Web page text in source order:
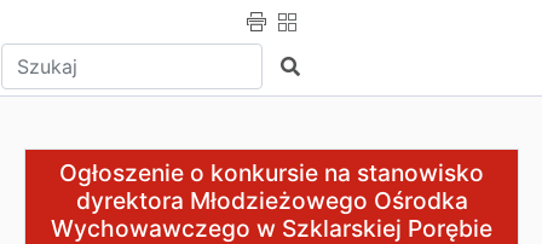
Wpisz tekst do wyszukania Szukaj
Ogłoszenie o konkursie na stanowisko dyrektora
Ogłoszenie o konkursie na stanowisko
dyrektora Młodzieżowego Ośrodka
Wychowawczego w Szklarskiej Porębie